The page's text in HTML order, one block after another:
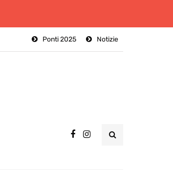
Notizie
Ponti 2025